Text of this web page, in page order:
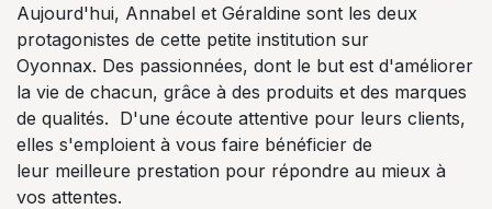
Aujourd'hui, Annabel et Géraldine sont les deux
protagonistes de cette petite institution sur
Oyonnax. Des passionnées, dont le but est d'améliorer
la vie de chacun, grâce à des produits et des marques
de qualités. D'une écoute attentive pour leurs clients,
elles s'emploient à vous faire bénéficier de
leur meilleure prestation pour répondre au mieux à
vos attentes.